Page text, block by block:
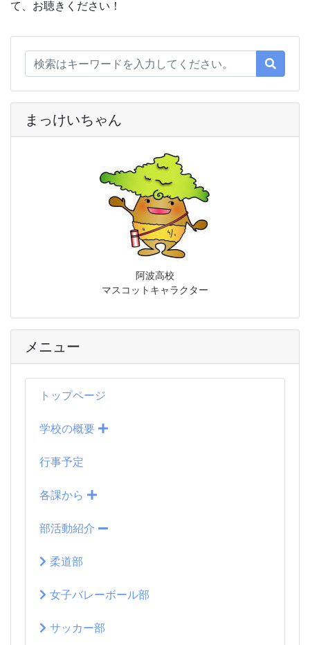
て、お聴きください！
まっけいちゃん
阿波高校
マスコットキャラクター
メニュー
トップページ
学校の概要
行事予定
各課から
部活動紹介
柔道部
女子バレーボール部
サッカー部